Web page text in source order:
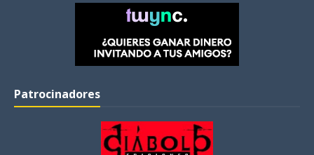
Patrocinadores